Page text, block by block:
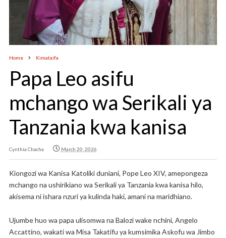
Home Kimataifa
Papa Leo asifu
mchango wa Serikali ya
Tanzania kwa kanisa
Cynthia Chacha March 20, 2026
Kiongozi wa Kanisa Katoliki duniani, Pope Leo XIV, amepongeza
mchango na ushirikiano wa Serikali ya Tanzania kwa kanisa hilo,
akisema ni ishara nzuri ya kulinda haki, amani na maridhiano.
Ujumbe huo wa papa ulisomwa na Balozi wake nchini, Angelo
Accattino, wakati wa Misa Takatifu ya kumsimika Askofu wa Jimbo